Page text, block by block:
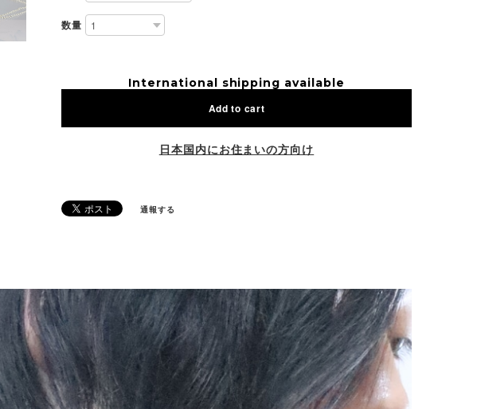
数量
International shipping available
Add to cart
日本国内にお住まいの方向け
通報する